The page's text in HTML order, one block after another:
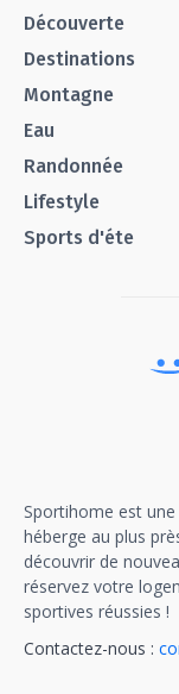
Découverte
Destinations
Montagne
Eau
Randonnée
Lifestyle
Sports d'éte
Sportihome est
héberge au plus
découvrir de
réservez votre
sportives réussies !
Contactez-nous :